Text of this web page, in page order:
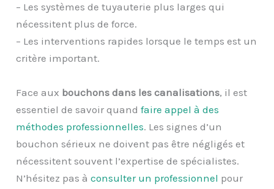
– Les systèmes de tuyauterie plus larges qui
nécessitent plus de force.
– Les interventions rapides lorsque le temps est un
critère important.
Face aux bouchons dans les canalisations, il est
essentiel de savoir quandfaire appel à des
méthodes professionnelles. Les signes d’un
bouchon sérieux ne doivent pas être négligés et
nécessitent souvent l’expertise de spécialistes.
N’hésitez pas àconsulter un professionnel pour